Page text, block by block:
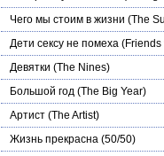
Чего мы стоим в жизни (The
Дети сексу не помеха (Friends
Девятки (The Nines)
Большой год (The Big Year)
Артист (The Artist)
Жизнь прекрасна (50/50)